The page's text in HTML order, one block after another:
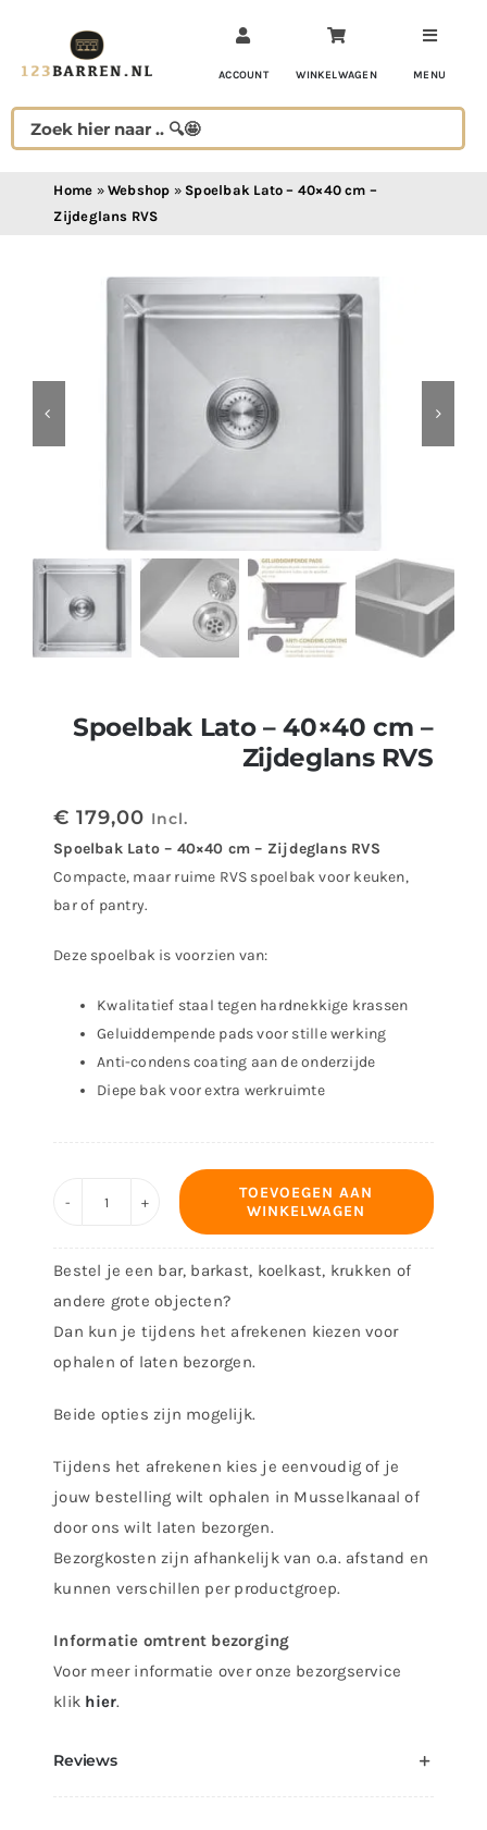
inhoud
ACCOUNT WINKELWAGEN MENU
Home » Webshop » Spoelbak Lato – 40×40 cm –
Zijdeglans RVS
Spoelbak Lato – 40×40 cm –
Zijdeglans RVS
€ 179,00 Incl.
Spoelbak Lato – 40×40 cm – Zijdeglans RVS
Compacte, maar ruime RVS spoelbak voor keuken,
bar of pantry.
Deze spoelbak is voorzien van:
Kwalitatief staal tegen hardnekkige krassen
Geluiddempende pads voor stille werking
Anti-condens coating aan de onderzijde
Diepe bak voor extra werkruimte
–
40x40
cm
–
RVS
aantal
TOEVOEGEN AAN
WINKELWAGEN
Bestel je een bar, barkast, koelkast, krukken of
andere grote objecten?
Dan kun je tijdens het afrekenen kiezen voor
ophalen of laten bezorgen.
Beide opties zijn mogelijk.
Tijdens het afrekenen kies je eenvoudig of je
jouw bestelling wilt ophalen in Musselkanaal of
door ons wilt laten bezorgen.
Bezorgkosten zijn afhankelijk van o.a. afstand en
kunnen verschillen per productgroep.
Informatie omtrent bezorging
Voor meer informatie over onze bezorgservice
klik hier.
Reviews